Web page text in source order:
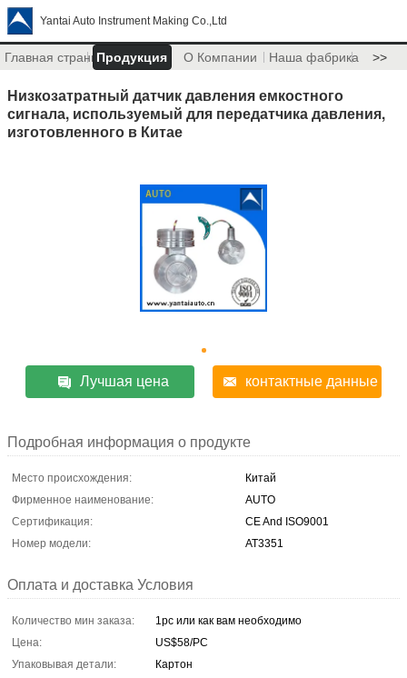
Yantai Auto Instrument Making Co.,Ltd
Главная страницаПродукция О Компании Наша фабрика >>
Низкозатратный датчик давления емкостного
сигнала, используемый для передатчика давления,
изготовленного в Китае
Лучшая цена контактные данные
Подробная информация о продукте
Место происхождения:
Китай
Фирменное наименование:
AUTO
Сертификация:
CE And ISO9001
Номер модели:
AT3351
Оплата и доставка Условия
Количество мин заказа:
1pc или как вам необходимо
Цена:
US$58/PC
Упаковывая детали:
Картон